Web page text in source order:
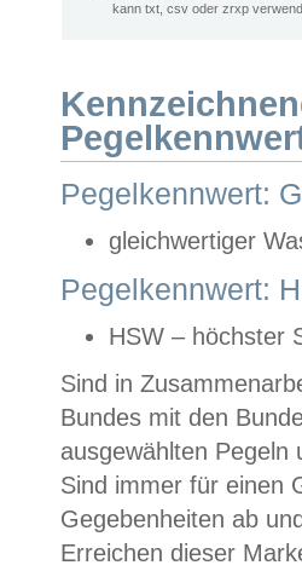
kann txt, csv oder zrxp
Pegelkennwert:
gleichwertiger
Pegelkennwert:
HSW – höchster
Sind in
Bundes mit den
ausgewählten
Sind immer für einen
Gegebenheiten ab
Erreichen dieser